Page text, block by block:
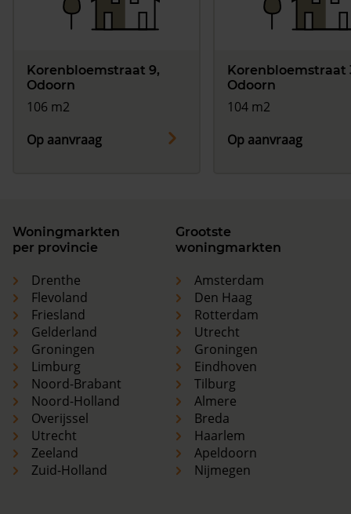
Korenbloemstraat 9,
Odoorn
106 m2
Op aanvraag
Korenbloemstraat
Odoorn
104 m2
Op aanvraag
Woningmarkten
per provincie
Drenthe
Flevoland
Friesland
Gelderland
Groningen
Limburg
Noord-Brabant
Noord-Holland
Overijssel
Utrecht
Zeeland
Zuid-Holland
Grootste
woningmarkten
Amsterdam
Den Haag
Rotterdam
Utrecht
Groningen
Eindhoven
Tilburg
Almere
Breda
Haarlem
Apeldoorn
Nijmegen